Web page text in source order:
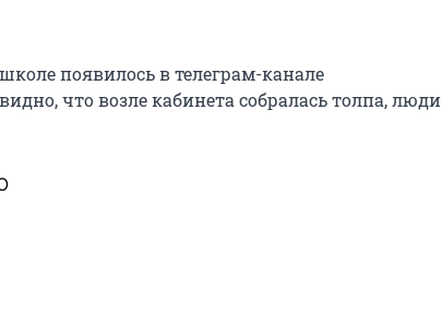
появилось в телеграм-канале
что возле кабинета собралась толпа, люди